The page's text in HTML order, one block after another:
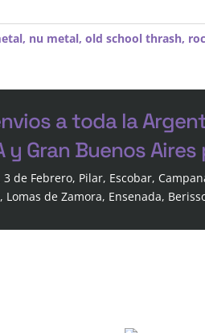
, nu metal,old school thrash,
a toda la
y Gran Buenos
de Febrero, Pilar, Escobar,
de Zamora, Ensenada,